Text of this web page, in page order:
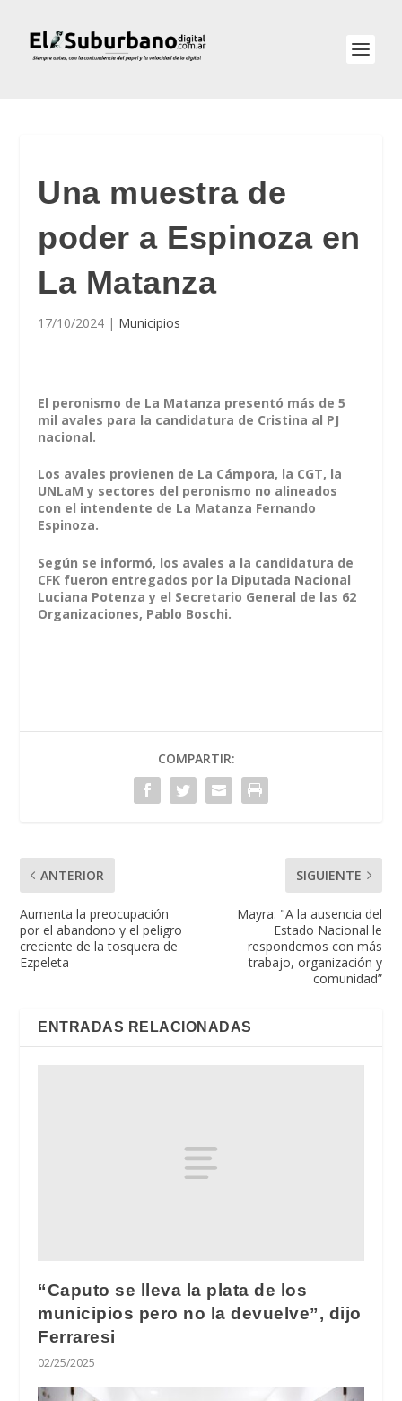
Una muestra de
poder a Espinoza en
La Matanza
17/10/2024 | Municipios
El peronismo de La Matanza presentó más de 5
mil avales para la candidatura de Cristina al PJ
nacional.
Los avales provienen de La Cámpora, la CGT, la
UNLaM y sectores del peronismo no alineados
con el intendente de La Matanza Fernando
Espinoza.
Según se informó, los avales a la candidatura de
CFK fueron entregados por la Diputada Nacional
Luciana Potenza y el Secretario General de las 62
Organizaciones, Pablo Boschi.
COMPARTIR:
ANTERIOR
Aumenta la preocupación
por el abandono y el peligro
creciente de la tosquera de
Ezpeleta
SIGUIENTE
Mayra: "A la ausencia del
Estado Nacional le
respondemos con más
trabajo, organización y
comunidad”
ENTRADAS RELACIONADAS
“Caputo se lleva la plata de los
municipios pero no la devuelve”, dijo
Ferraresi
02/25/2025